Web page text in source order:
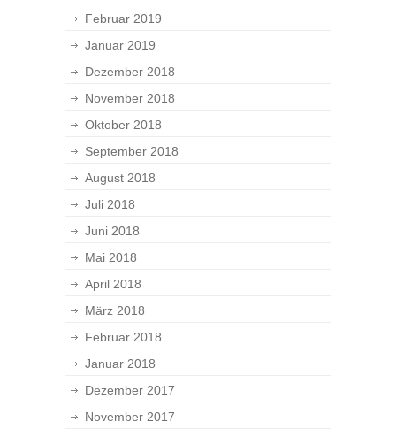
Februar 2019
Januar 2019
Dezember 2018
November 2018
Oktober 2018
September 2018
August 2018
Juli 2018
Juni 2018
Mai 2018
April 2018
März 2018
Februar 2018
Januar 2018
Dezember 2017
November 2017